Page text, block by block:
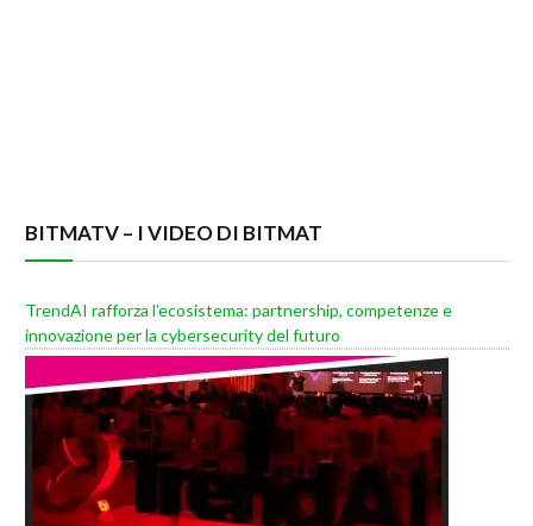
BITMATV – I VIDEO DI BITMAT
TrendAI rafforza l’ecosistema: partnership, competenze e
innovazione per la cybersecurity del futuro